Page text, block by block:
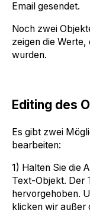
Email gesendet.
Noch zwei
zeigen die
wurden.
Editing des
Es gibt zwei
bearbeiten:
1) Halten Sie die
Text-Objekt. Der
hervorgehoben.
klicken wir außer